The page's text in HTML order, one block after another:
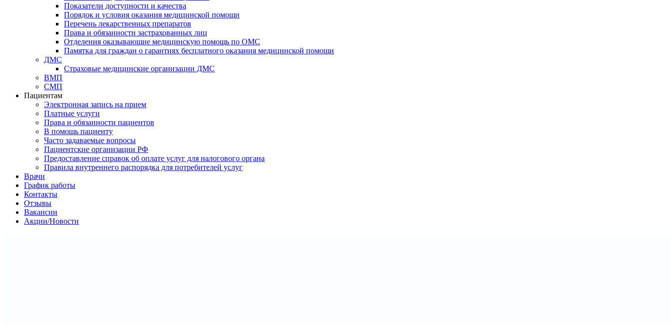
Показатели доступности и качества
Порядок и условия оказания медицинской помощи
Перечень лекарственных препаратов
Права и обязанности застрахованных лиц
Отделения оказывающие медицинскую помощь по ОМС
Памятка для граждан о гарантиях бесплатного оказания медицинской помощи
ДМС
Страховые медицинские организации ДМС
ВМП
СМП
Пациентам
Электронная запись на прием
Платные услуги
Права и обязанности пациентов
В помощь пациенту
Часто задаваемые вопросы
Пациентские организации РФ
Предоставление справок об оплате услуг для налогового органа
Правила внутреннего распорядка для потребителей услуг
Врачи
График работы
Контакты
Отзывы
Вакансии
Акции/Новости